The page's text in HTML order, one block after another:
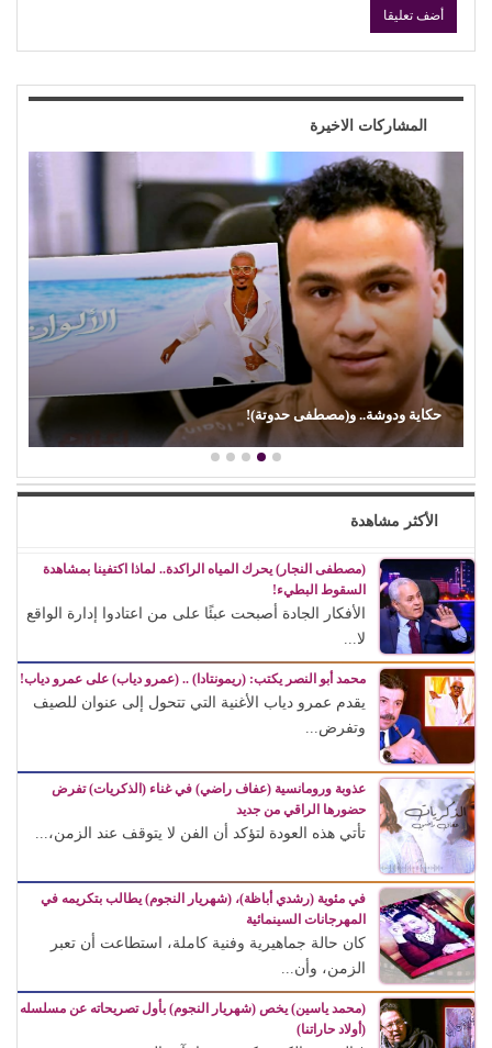
المشاركات الاخيرة
حكاية ودوشة.. و(مصطفى حدوتة)!
الأكثر مشاهدة
(مصطفى النجار) يحرك المياه الراكدة.. لماذا اكتفينا بمشاهدة
السقوط البطيء!
الأفكار الجادة أصبحت عبئًا على من اعتادوا إدارة الواقع
لا...
محمد أبو النصر يكتب: (ريمونتادا) .. (عمرو دياب) على عمرو دياب!
يقدم عمرو دياب الأغنية التي تتحول إلى عنوان للصيف
وتفرض...
عذوبة ورومانسية (عفاف راضي) في غناء (الذكريات) تفرض
حضورها الراقي من جديد
تأتي هذه العودة لتؤكد أن الفن لا يتوقف عند الزمن،...
في مئوية (رشدي أباظة)، (شهريار النجوم) يطالب بتكريمه في
المهرجانات السينمائية
كان حالة جماهيرية وفنية كاملة، استطاعت أن تعبر
الزمن، وأن...
(محمد ياسين) يخص (شهريار النجوم) بأول تصريحاته عن مسلسله
(أولاد حاراتنا)